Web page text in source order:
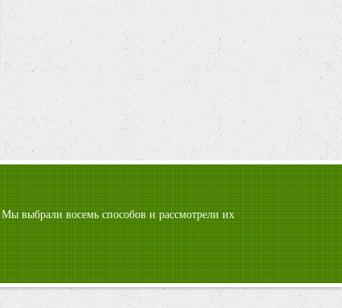
Мы выбрали восемь способов и рассмотрели их